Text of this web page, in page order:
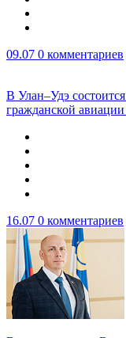
09.07 0 комментариев
В Улан–Удэ
гражданской
16.07 0 комментариев